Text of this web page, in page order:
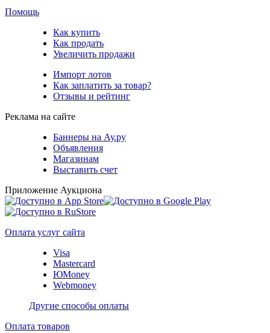
Помощь
Как купить
Как продать
Увеличить продажи
Импорт лотов
Как заплатить за товар?
Отзывы и рейтинг
Реклама на сайте
Баннеры на Ау.ру
Объявления
Магазинам
Выставить счет
Приложение Аукциона
Оплата услуг сайта
Visa
Mastercard
ЮMoney
Webmoney
Другие способы оплаты
Оплата товаров